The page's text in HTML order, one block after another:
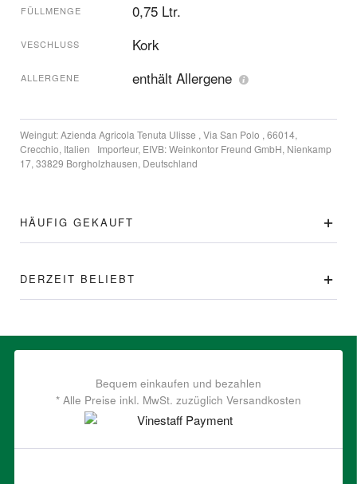
FÜLLMENGE 0,75 Ltr.
VESCHLUSS Kork
ALLERGENE enthält Allergene
Weingut:Azienda Agricola Tenuta Ulisse , Via San Polo , 66014,
Crecchio, Italien
Importeur, EIVB:Weinkontor Freund GmbH, Nienkamp
17, 33829 Borgholzhausen, Deutschland
HÄUFIG GEKAUFT
DERZEIT BELIEBT
Bequem einkaufen und bezahlen
* Alle Preise inkl. MwSt. zuzüglich Versandkosten